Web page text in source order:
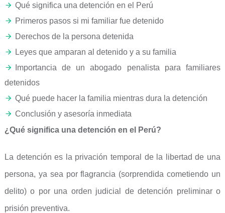
Qué significa una detención en el Perú
Primeros pasos si mi familiar fue detenido
Derechos de la persona detenida
Leyes que amparan al detenido y a su familia
Importancia de un abogado penalista para familiares
detenidos
Qué puede hacer la familia mientras dura la detención
Conclusión y asesoría inmediata
¿Qué significa una detención en el Perú?
La detención es la privación temporal de la libertad de una
persona, ya sea por flagrancia (sorprendida cometiendo un
delito) o por una orden judicial de detención preliminar o
prisión preventiva.